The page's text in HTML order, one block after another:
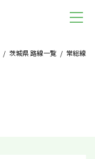
/ 茨城県 路線一覧 / 常総線